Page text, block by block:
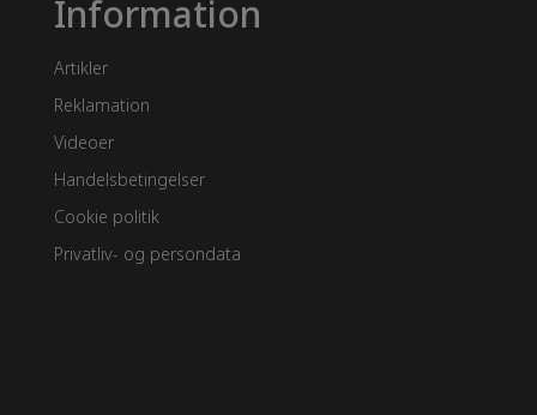
Information
Artikler
Reklamation
Videoer
Handelsbetingelser
Cookie politik
Privatliv- og persondata